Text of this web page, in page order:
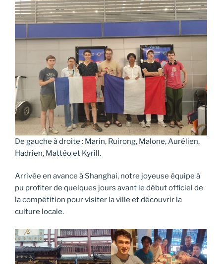
De gauche à droite : Marin, Ruirong, Malone, Aurélien,
Hadrien, Mattéo et Kyrill.
Arrivée en avance à Shanghai, notre joyeuse équipe à
pu profiter de quelques jours avant le début officiel de
la compétition pour visiter la ville et découvrir la
culture locale.